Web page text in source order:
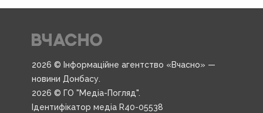
2026 © Інформаційне агентство «Вчасно» —
новини Донбасу.
2026 © ГО "Медіа-Погляд".
Ідентифікатор медіа R40-05538